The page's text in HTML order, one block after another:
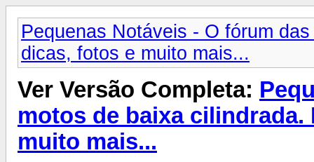
Pequenas Notáveis - O fórum
dicas, fotos e muito mais...
Ver Versão Completa:
motos de baixa
muito mais...